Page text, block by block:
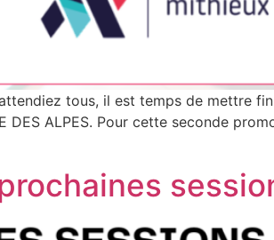
tous, il est temps de mettre
ALPES. Pour cette seconde